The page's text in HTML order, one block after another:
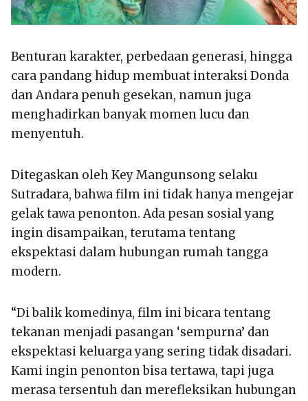
Benturan karakter, perbedaan generasi, hingga
cara pandang hidup membuat interaksi Donda
dan Andara penuh gesekan, namun juga
menghadirkan banyak momen lucu dan
menyentuh.
Ditegaskan oleh Key Mangunsong selaku
Sutradara, bahwa film ini tidak hanya mengejar
gelak tawa penonton. Ada pesan sosial yang
ingin disampaikan, terutama tentang
ekspektasi dalam hubungan rumah tangga
modern.
“Di balik komedinya, film ini bicara tentang
tekanan menjadi pasangan ‘sempurna’ dan
ekspektasi keluarga yang sering tidak disadari.
Kami ingin penonton bisa tertawa, tapi juga
merasa tersentuh dan merefleksikan hubungan